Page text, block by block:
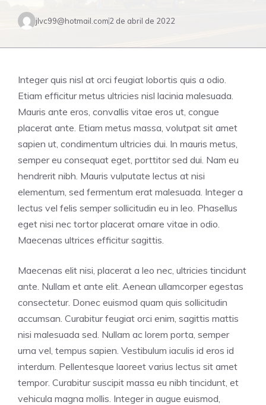
jlvc99@hotmail.com2 de abril de 2022
Integer quis nisl at orci feugiat lobortis quis a odio.
Etiam efficitur metus ultricies nisl lacinia malesuada.
Mauris ante eros, convallis vitae eros ut, congue
placerat ante. Etiam metus massa, volutpat sit amet
sapien ut, condimentum ultricies dui. In mauris metus,
semper eu consequat eget, porttitor sed dui. Nam eu
hendrerit nibh. Mauris vulputate lectus at nisi
elementum, sed fermentum erat malesuada. Integer a
lectus vel felis semper sollicitudin eu in leo. Phasellus
eget nisi nec tortor placerat ornare vitae in odio.
Maecenas ultrices efficitur sagittis.
Maecenas elit nisi, placerat a leo nec, ultricies tincidunt
ante. Nullam et ante elit. Aenean ullamcorper egestas
consectetur. Donec euismod quam quis sollicitudin
accumsan. Curabitur feugiat orci enim, sagittis mattis
nisi malesuada sed. Nullam ac lorem porta, semper
urna vel, tempus sapien. Vestibulum iaculis id eros id
interdum. Pellentesque laoreet varius lectus sit amet
tempor. Curabitur suscipit massa eu nibh tincidunt, et
vehicula magna mollis. Integer in augue euismod,